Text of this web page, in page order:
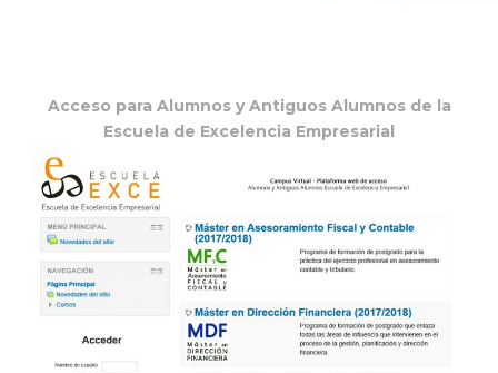
Acceso para Alumnos y Antiguos Alumnos de la
Escuela de Excelencia Empresarial